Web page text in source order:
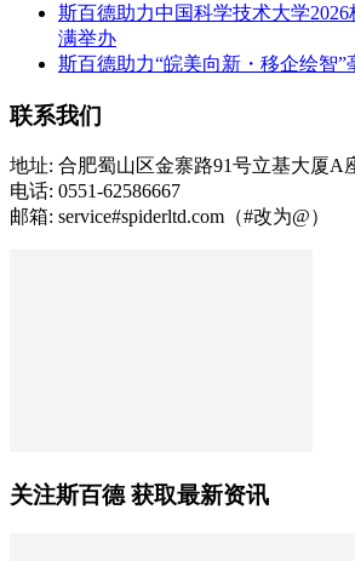
斯百德助力中国科学技术大学
满举办
斯百德助力“皖美向新・移企绘智”
联系我们
地址: 合肥蜀山区金寨路91号立基大厦A
电话: 0551-62586667
邮箱: service#spiderltd.com（#改为@）
关注斯百德 获取最新资讯